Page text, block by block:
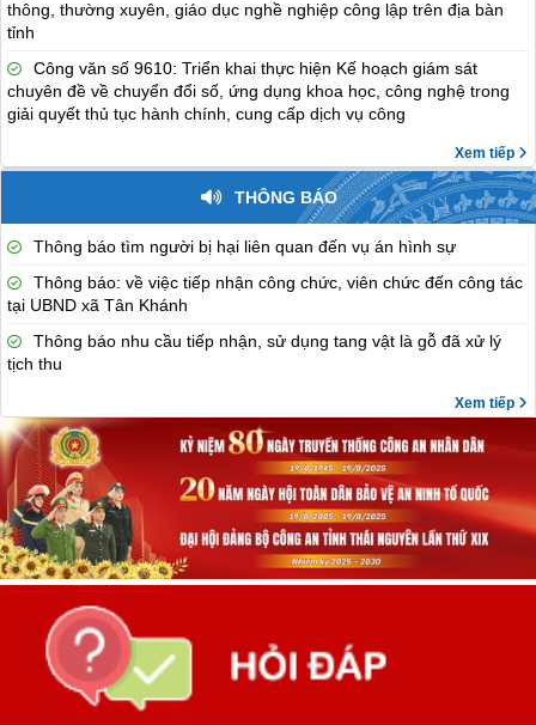
thông, thường xuyên, giáo dục nghề nghiệp công lập trên địa bàn
tỉnh
Công văn số 9610: Triển khai thực hiện Kế hoạch giám sát
chuyên đề về chuyển đổi số, ứng dụng khoa học, công nghệ trong
giải quyết thủ tục hành chính, cung cấp dịch vụ công
Xem tiếp
THÔNG BÁO
Thông báo tìm người bị hại liên quan đến vụ án hình sự
Thông báo: về việc tiếp nhận công chức, viên chức đến công tác
tại UBND xã Tân Khánh
Thông báo nhu cầu tiếp nhận, sử dụng tang vật là gỗ đã xử lý
tịch thu
Xem tiếp